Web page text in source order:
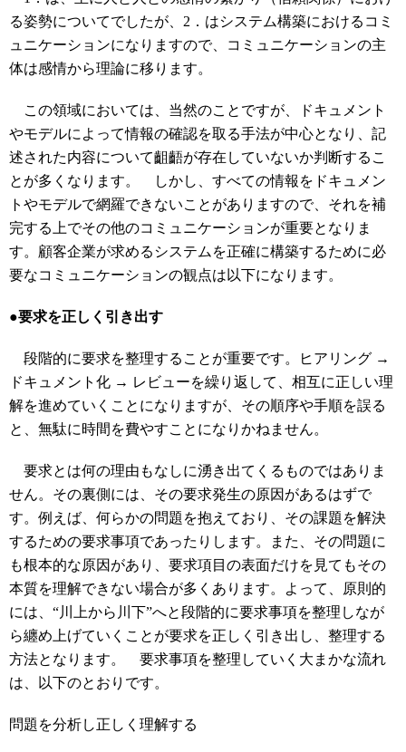
る姿勢についてでしたが、2．はシステム構築におけるコミ
ュニケーションになりますので、コミュニケーションの主
体は感情から理論に移ります。
この領域においては、当然のことですが、ドキュメント
やモデルによって情報の確認を取る手法が中心となり、記
述された内容について齟齬が存在していないか判断するこ
とが多くなります。 しかし、すべての情報をドキュメン
トやモデルで網羅できないことがありますので、それを補
完する上でその他のコミュニケーションが重要となりま
す。顧客企業が求めるシステムを正確に構築するために必
要なコミュニケーションの観点は以下になります。
●要求を正しく引き出す
段階的に要求を整理することが重要です。ヒアリング →
ドキュメント化 → レビューを繰り返して、相互に正しい理
解を進めていくことになりますが、その順序や手順を誤る
と、無駄に時間を費やすことになりかねません。
要求とは何の理由もなしに湧き出てくるものではありま
せん。その裏側には、その要求発生の原因があるはずで
す。例えば、何らかの問題を抱えており、その課題を解決
するための要求事項であったりします。また、その問題に
も根本的な原因があり、要求項目の表面だけを見てもその
本質を理解できない場合が多くあります。よって、原則的
には、“川上から川下”へと段階的に要求事項を整理しなが
ら纏め上げていくことが要求を正しく引き出し、整理する
方法となります。 要求事項を整理していく大まかな流れ
は、以下のとおりです。
問題を分析し正しく理解する